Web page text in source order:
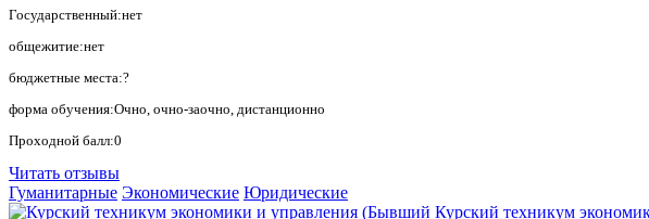
Государственный:нет
общежитие:нет
бюджетные места:?
форма обучения:Очно, очно-заочно, дистанционно
Проходной балл:0
Читать отзывы
Гуманитарные Экономические Юридические